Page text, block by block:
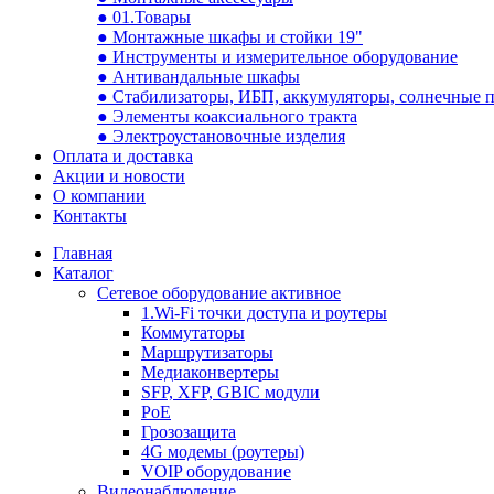
● 01.Товары
● Монтажные шкафы и стойки 19"
● Инструменты и измерительное оборудование
● Антивандальные шкафы
● Стабилизаторы, ИБП, аккумуляторы, солнечные
● Элементы коаксиального тракта
● Электроустановочные изделия
Оплата и доставка
Акции и новости
О компании
Контакты
Главная
Каталог
Сетевое оборудование активное
1.Wi-Fi точки доступа и роутеры
Коммутаторы
Маршрутизаторы
Медиаконвертеры
SFP, XFP, GBIC модули
PoE
Грозозащита
4G модемы (роутеры)
VOIP оборудование